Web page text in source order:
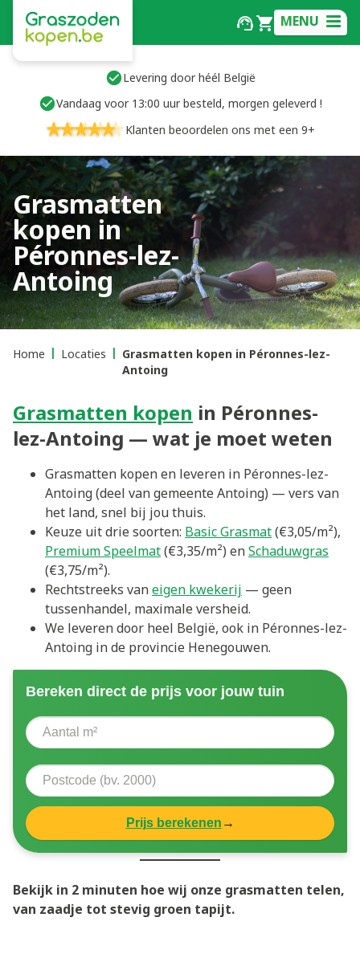
MENU
Levering door héél België
Vandaag voor 13:00 uur besteld, morgen geleverd !
Klanten beoordelen ons met een 9+
Grasmatten
kopen in
Péronnes-lez-
Antoing
Home Locaties
Grasmatten kopen in Péronnes-lez-
Antoing
Grasmatten kopen in Péronnes-
lez-Antoing — wat je moet weten
Grasmatten kopen en leveren in Péronnes-lez-
Antoing (deel van gemeente Antoing) — vers van
het land, snel bij jou thuis.
Keuze uit drie soorten: Basic Grasmat(€3,05/m²),
Premium Speelmat(€3,35/m²) enSchaduwgras
(€3,75/m²).
Rechtstreeks vaneigen kwekerij — geen
tussenhandel, maximale versheid.
We leveren door heel België, ook in Péronnes-lez-
Antoing in de provincie Henegouwen.
Bereken direct de prijs voor jouw tuin
Prijs berekenen →
Bekijk in 2 minuten hoe wij onze grasmatten telen,
van zaadje tot stevig groen tapijt.